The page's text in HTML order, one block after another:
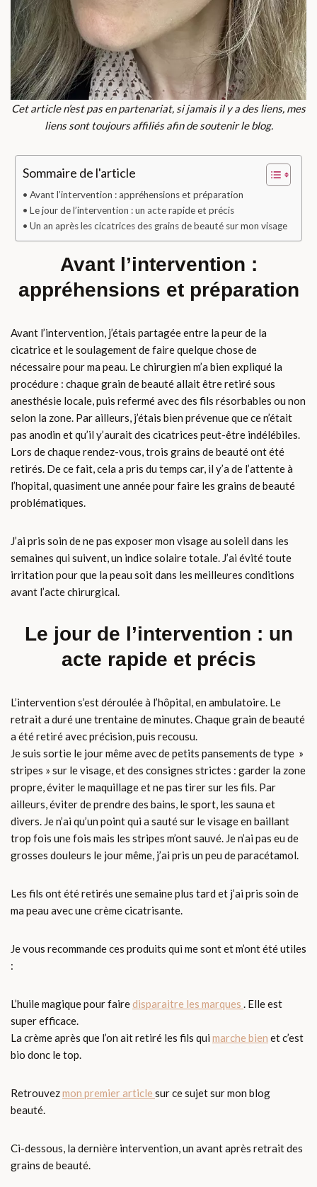
Cet article n’est pas en partenariat, si jamais il y a des liens, mes
liens sont toujours affiliés afin de soutenir le blog.
Sommaire de l'article
Avant l’intervention : appréhensions et préparation
Le jour de l’intervention : un acte rapide et précis
Un an après les cicatrices des grains de beauté sur mon visage
Avant l’intervention :
appréhensions et préparation
Avant l’intervention, j’étais partagée entre la peur de la
cicatrice et le soulagement de faire quelque chose de
nécessaire pour ma peau. Le chirurgien m’a bien expliqué la
procédure : chaque grain de beauté allait être retiré sous
anesthésie locale, puis refermé avec des fils résorbables ou non
selon la zone. Par ailleurs, j’étais bien prévenue que ce n’était
pas anodin et qu’il y’aurait des cicatrices peut-être indélébiles.
Lors de chaque rendez-vous, trois grains de beauté ont été
retirés. De ce fait, cela a pris du temps car, il y’a de l’attente à
l’hopital, quasiment une année pour faire les grains de beauté
problématiques.
J’ai pris soin de ne pas exposer mon visage au soleil dans les
semaines qui suivent, un indice solaire totale. J’ai évité toute
irritation pour que la peau soit dans les meilleures conditions
avant l’acte chirurgical.
Le jour de l’intervention : un
acte rapide et précis
L’intervention s’est déroulée à l’hôpital, en ambulatoire. Le
retrait a duré une trentaine de minutes. Chaque grain de beauté
a été retiré avec précision, puis recousu.
Je suis sortie le jour même avec de petits pansements de type »
stripes » sur le visage, et des consignes strictes : garder la zone
propre, éviter le maquillage et ne pas tirer sur les fils. Par
ailleurs, éviter de prendre des bains, le sport, les sauna et
divers. Je n’ai qu’un point qui a sauté sur le visage en baillant
trop fois une fois mais les stripes m’ont sauvé. Je n’ai pas eu de
grosses douleurs le jour même, j’ai pris un peu de paracétamol.
Les fils ont été retirés une semaine plus tard et j’ai pris soin de
ma peau avec une crème cicatrisante.
Je vous recommande ces produits qui me sont et m’ont été utiles
:
L’huile magique pour fairedisparaitre les marques . Elle est
super efficace.
La crème après que l’on ait retiré les fils qui marche bien et c’est
bio donc le top.
Retrouvezmon premier article sur ce sujet sur mon blog
beauté.
Ci-dessous, la dernière intervention, un avant après retrait des
grains de beauté.